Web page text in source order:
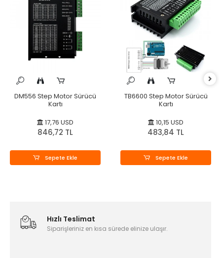
DM556 Step Motor Sürücü
Kartı
17,76 USD
846,72 TL
Sepete Ekle
TB6600 Step Motor Sürücü
Kartı
10,15 USD
483,84 TL
Sepete Ekle
Hızlı Teslimat
Siparişleriniz en kısa sürede elinize ulaşır.